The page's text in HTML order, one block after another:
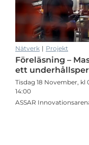
Nätverk | Projekt
Föreläsning –
ett
Tisdag 18 November, kl
14:00
ASSAR